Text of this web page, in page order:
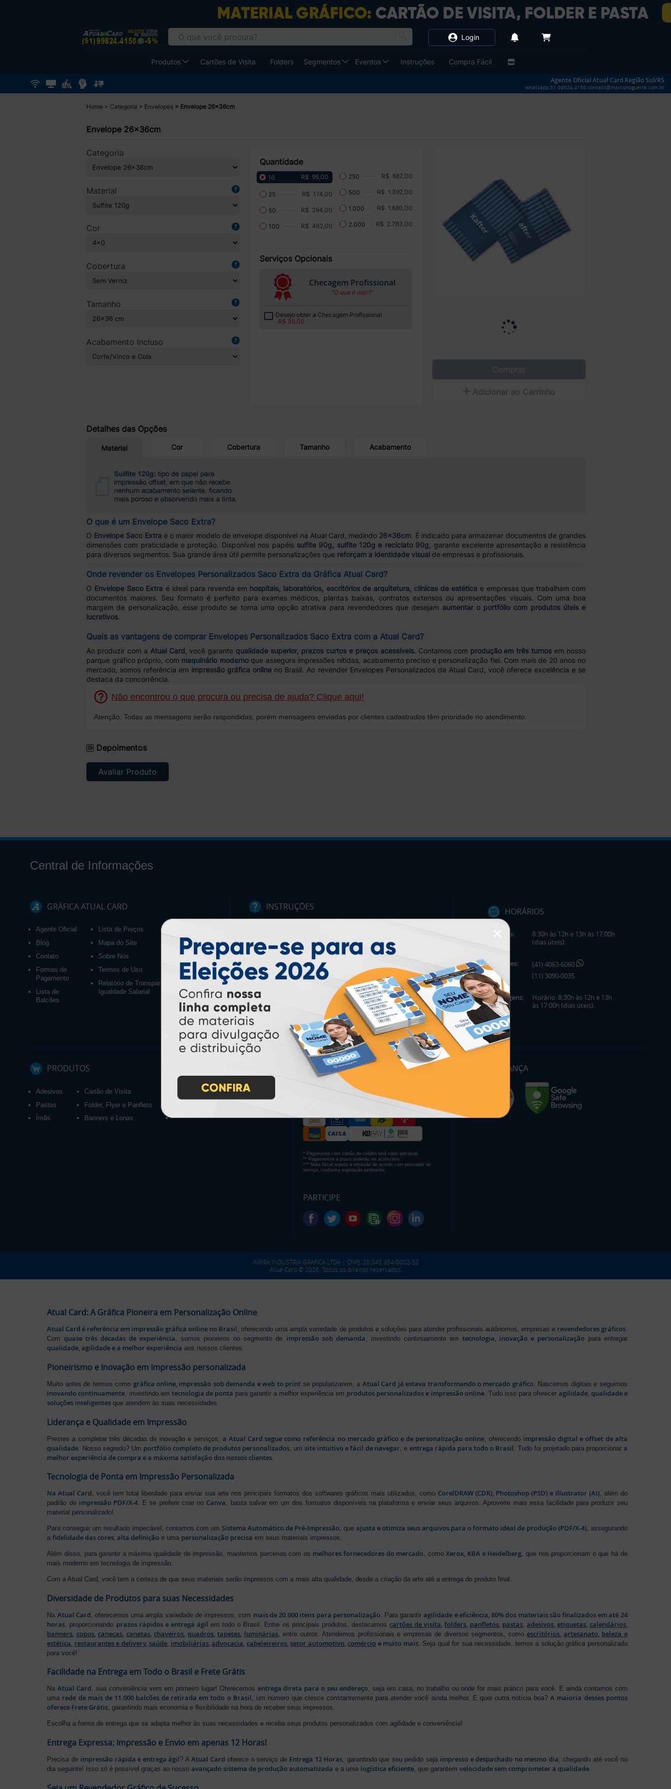
Produtos Cartões de Visita Folders Segmentos Eventos Instruções Compra Fácil
Login
Agente Oficial Atual Card Região Sul/RS
whatsapp.51.99824.4150.contato@marconogueira.com.br
Home Categoria Envelopes Envelope 26x36cm
Envelope 26x36cm
Categoria
Material
Cor
Cobertura
Tamanho
Acabamento Incluso
Quantidade
10 R$ 95,00
25 R$ 174,00
50 R$ 294,00
100 R$ 462,00
250 R$ 882,00
500 R$ 1.392,00
1.000 R$ 1.680,00
2.000 R$ 2.783,00
Serviços Opcionais
Checagem Profissional
“O que é isso?”
Desejo obter a Checagem Profissional
R$ 35,00
Comprar
Adicionar ao Carrinho
Detalhes das Opções
Material Cor Cobertura Tamanho Acabamento
O que é um Envelope Saco Extra?
O Envelope Saco Extra é o maior modelo de envelope disponível na Atual Card, medindo 26x36cm. É indicado para armazenar documentos de grandes
dimensões com praticidade e proteção. Disponível nos papéis sulfite 90g, sulfite 120g e reciclato 90g, garante excelente apresentação e resistência
para diversos segmentos. Sua grande área útil permite personalizações que reforçam a identidade visual de empresas e profissionais.
Onde revender os Envelopes Personalizados Saco Extra da Gráfica Atual Card?
O Envelope Saco Extra é ideal para revenda em hospitais, laboratórios, escritórios de arquitetura, clínicas de estética e empresas que trabalham com
documentos maiores. Seu formato é perfeito para exames médicos, plantas baixas, contratos extensos ou apresentações visuais. Com uma boa
margem de personalização, esse produto se torna uma opção atrativa para revendedores que desejam aumentar o portfólio com produtos úteis e
lucrativos.
Quais as vantagens de comprar Envelopes Personalizados Saco Extra com a Atual Card?
Ao produzir com a Atual Card , você garante qualidade superior, prazos curtos e preços acessíveis. Contamos com produção em três turnos em nosso
parque gráfico próprio, com maquinário modernoque assegura impressões nítidas, acabamento preciso e personalização fiel. Com mais de 20 anos no
mercado, somos referência em impressão gráfica online no Brasil. Ao revender Envelopes Personalizados da Atual Card, você oferece excelência e se
destaca da concorrência.
Não encontrou o que procura ou precisa de ajuda? Clique aqui!
Atenção: Todas as mensagens serão respondidas, porém mensagens enviadas por clientes cadastrados têm prioridade no atendimento.
Depoimentos
Avaliar Produto
Central de Informações
GRÁFICA ATUAL CARD
Agente Oficial
Blog
Contato
Formas de
Pagamento
Lista de
Balcões
Lista de Preços
Mapa do Site
Sobre Nós
Termos de Uso
Relatório de Transparência e
Igualdade Salarial
INSTRUÇÕES
Como Comprar
Como exportar em
PDF/X1-a
Entrega 12 Horas
Montagem e Fechamento de
Arquivo
HORÁRIOS
Horário:
8:30h às 12h e 13h às 17:00h
(dias úteis).
Telefones:
(41) 4063-6060
(11) 3090-0035
Mensagens:
Horário: 8:30h às 12h e 13h
às 17:00h (dias úteis).
PRODUTOS
Adesivos
Pastas
Ímãs
Cartão de Visita
Folder, Flyer e Panfleto
Banners e Lonas
Calendários 2027
PAGUE COM
* Pagamento com cartão de crédito terá valor adicional.
** Pagamentos a prazo poderão ter acréscimo.
*** Nota fiscal sujeita a emissão de acordo com prestador de
serviço, conforme legislação pertinente.
PARTICIPE
SEGURANÇA
IMPRA INDUSTRIA GRAFICA LTDA | CNPJ: 28.045.354/0002-52
Atual Card © 2026. Todos os direitos reservados.
Atual Card: A Gráfica Pioneira em Personalização Online
Atual Card é referência em impressão gráfica online no Brasil, oferecendo uma ampla variedade de produtos e soluções para atender profissionais autônomos, empresas e revendedores gráficos.
Comquase três décadas de experiência, somos pioneiros no segmento de impressão sob demanda, investindo continuamente em tecnologia, inovação e personalização para entregar
qualidade, agilidade e a melhor experiência aos nossos clientes.
Pioneirismo e Inovação em Impressão personalizada
Muito antes de termos como gráfica online, impressão sob demanda e web to print se popularizarem, a Atual Card já estava transformando o mercado gráfico . Nascemos digitais e seguimos
inovando continuamente , investindo em tecnologia de ponta para garantir a melhor experiência em produtos personalizados e impressão online. Tudo isso para ofereceragilidade, qualidade e
soluções inteligentes que atendem às suas necessidades.
Liderança e Qualidade em Impressão
Prestes a completar três décadas de inovação e serviços,a Atual Card segue como referência no mercado gráfico e de personalização online , oferecendo impressão digital e offset de alta
qualidade . Nosso segredo? Um portfólio completo de produtos personalizados , um site intuitivo e fácil de navegar , e entrega rápida para todo o Brasil . Tudo foi projetado para proporcionar a
melhor experiência de compra e a máxima satisfação dos nossos clientes
Tecnologia de Ponta em Impressão Personalizada
Na Atual Card, você tem total liberdade para enviar sua arte nos principais formatos dos softwares gráficos mais utilizados, como CorelDRAW (CDR), Photoshop (PSD) e Illustrator (AI), além do
padrão de impressão PDF/X-4. E se preferir criar no Canva, basta salvar em um dos formatos disponíveis na plataforma e enviar seus arquivos. Aproveite mais essa facilidade para produzir seu
material personalizado!
Para conseguir um resultado impecável, contamos com um Sistema Automático de Pré-Impressão, queajusta e otimiza seus arquivos para o formato ideal de produção (PDF/X-4), assegurando
afidelidade das cores, alta definição e uma personalização precisa em seus materiais impressos.
Além disso, para garantir a máxima qualidade de impressão, mantemos parcerias com os melhores fornecedores do mercado, comoXerox, KBA e Heidelberg, que nos proporcionam o que há de
mais moderno em tecnologia de impressão.
Com a Atual Card, você tem a certeza de que seus materiais serão impressos com a mais alta qualidade, desde a criação da arte até a entrega do produto final.
Diversidade de Produtos para suas Necessidades
Na Atual Card , oferecemos uma ampla variedade de impressos, com mais de 20.000 itens para personalização . Para garantiragilidade e eficiência, 80% dos materiais são finalizados em até 24
horas , proporcionando prazos rápidos e entrega ágil em todo o Brasil. Entre os principais produtos, destacamos cartões de visita,folders, panfletos, pastas, adesivos, etiquetas, calendários,
banners, copos,canecas, canetas,chaveiros, quadros,tapetes, luminárias, entre outros. Atendemos profissionais e empresas de diversos segmentos, comoescritórios, artesanato, beleza e
estética, restaurantes e delivery, saúde, imobiliárias,advocacia, cabeleireiros, setor automotivo,comércio e muito mais. Seja qual for sua necessidade, temos a solução gráfica personalizada
para você!
Facilidade na Entrega em Todo o Brasil e Frete Grátis
NaAtual Card, sua conveniência vem em primeiro lugar! Oferecemos entrega direta para o seu endereço, seja em casa, no trabalho ou onde for mais prático para você. E ainda contamos com
uma rede de mais de 11.000 balcões de retirada em todo o Brasil, um número que cresce constantemente para atender você ainda melhor. E quer outra notícia boa?A maioria desses pontos
oferece Frete Grátis, garantindo mais economia e flexibilidade na hora de receber seus impressos.
Escolha a forma de entrega que se adapta melhor às suas necessidades e receba seus produtos personalizados com agilidade e conveniência!
Entrega Expressa: Impressão e Envio em apenas 12 Horas!
Precisa de impressão rápida e entrega ágil? AAtual Card oferece o serviço de Entrega 12 Horas , garantindo que seu pedido seja impresso e despachado no mesmo dia , chegando até você no
dia seguinte! Isso só é possível graças ao nossoavançado sistema de produção automatizada e a uma logística eficiente , que garantemvelocidade sem comprometer a qualidade